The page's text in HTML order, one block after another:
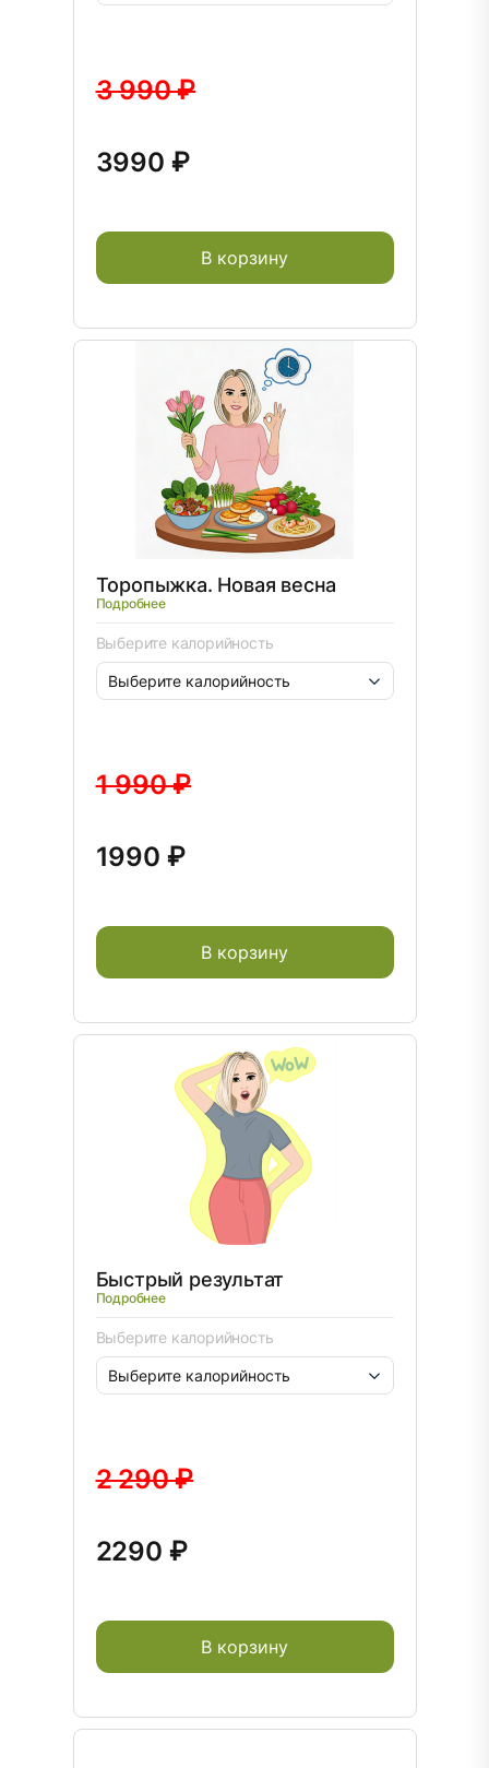
3 990 ₽
3990 ₽
В корзину
Торопыжка. Новая весна
Подробнее
Выберите калорийность
1 990 ₽
1990 ₽
В корзину
Быстрый результат
Подробнее
Выберите калорийность
2 290 ₽
2290 ₽
В корзину